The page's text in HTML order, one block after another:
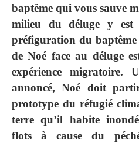
baptême qui vous sauve
milieu du déluge y est
préfiguration du baptême
de Noé face au déluge
expérience migratoire.
annoncé, Noé doit
prototype du réfugié
terre qu’il habite
flots à cause du